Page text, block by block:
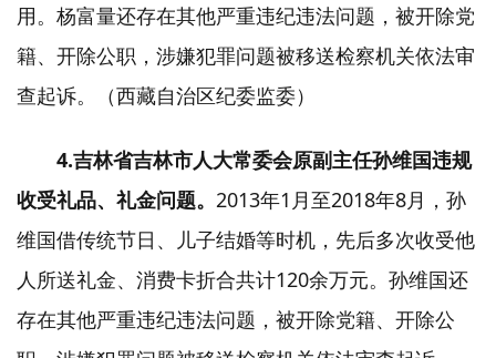
用。杨富量还存在其他严重违纪违法问题，被开除党
籍、开除公职，涉嫌犯罪问题被移送检察机关依法审
查起诉。（西藏自治区纪委监委）
4.吉林省吉林市人大常委会原副主任孙维国违规
收受礼品、礼金问题。 2013年1月至2018年8月，孙
维国借传统节日、儿子结婚等时机，先后多次收受他
人所送礼金、消费卡折合共计120余万元。孙维国还
存在其他严重违纪违法问题，被开除党籍、开除公